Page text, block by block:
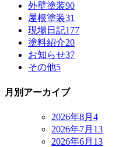
外壁塗装90
屋根塗装31
現場日記177
塗料紹介20
お知らせ37
その他5
月別アーカイブ
2026年8月 4
2026年7月 13
2026年6月 13